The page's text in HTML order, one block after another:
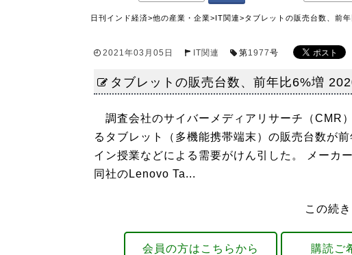
日刊インド経済>他の産業・企業>IT関連>タブレットの販売台数、前
2021年03月05日 IT関連 第1977号
タブレットの販売台数、前年比6%増
調査会社のサイバーメディアリサーチ（CMR
るタブレット（多機能携帯端末）の販売台数が
イン授業などによる需要がけん引した。 メーカ
同社のLenovo Ta...
この続
会員の方はこちらから 購読ご